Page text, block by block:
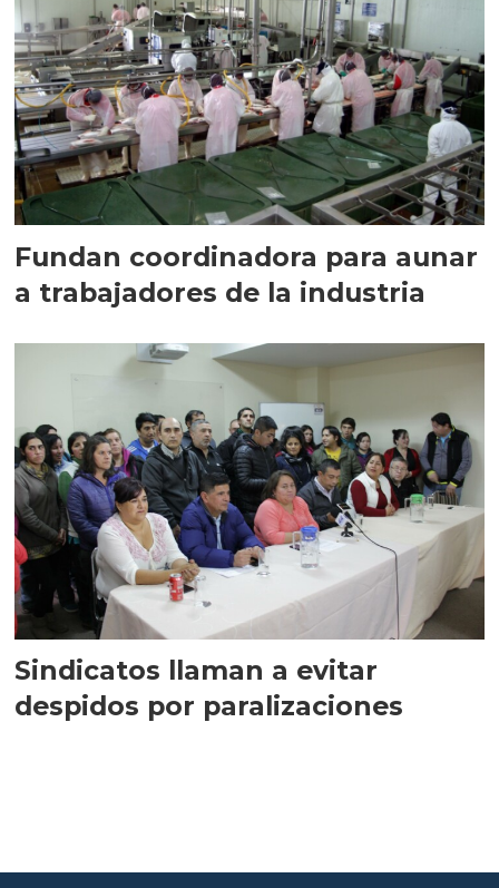
Fundan coordinadora para aunar
a trabajadores de la industria
Sindicatos llaman a evitar
despidos por paralizaciones